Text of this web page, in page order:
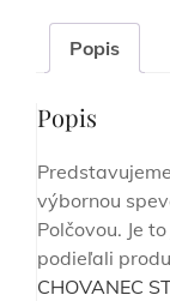
SEBE
ŠPIVAM
Popis
Popis
výbornou
Polčovou. Je
podieľali
CHOVANEC